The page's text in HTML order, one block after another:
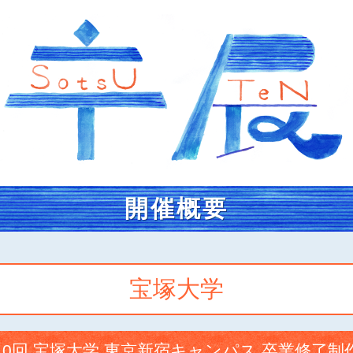
開催概要
宝塚大学